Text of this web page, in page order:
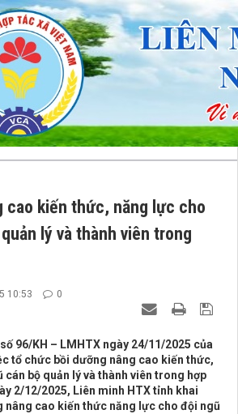
cao kiến thức, năng lực cho
lý và thành viên trong
10:53 0
96/KH – LMHTX ngày 24/11/2025 của
tổ chức bồi dưỡng nâng cao kiến thức,
bộ quản lý và thành viên trong hợp
2/12/2025, Liên minh HTX tỉnh khai
nâng cao kiến thức năng lực cho đội ngũ